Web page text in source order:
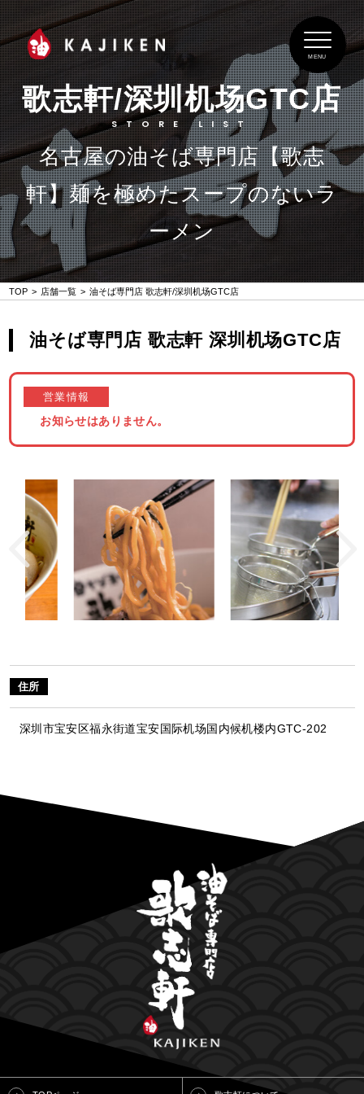
MENU
歌志軒/深圳机场GTC店
STORE LIST
名古屋の油そば専門店【歌志
軒】麺を極めたスープのないラ
ーメン
TOP 店舗一覧 油そば専門店 歌志軒/深圳机场GTC店
油そば専門店 歌志軒 深圳机场GTC店
営業情報
お知らせはありません。
住所
深圳市宝安区福永街道宝安国际机场国内候机楼内GTC-202